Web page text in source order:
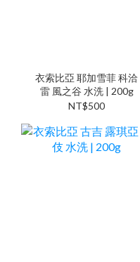
衣索比亞 耶加雪菲 科洽
雷 風之谷 水洗 | 200g
NT$500